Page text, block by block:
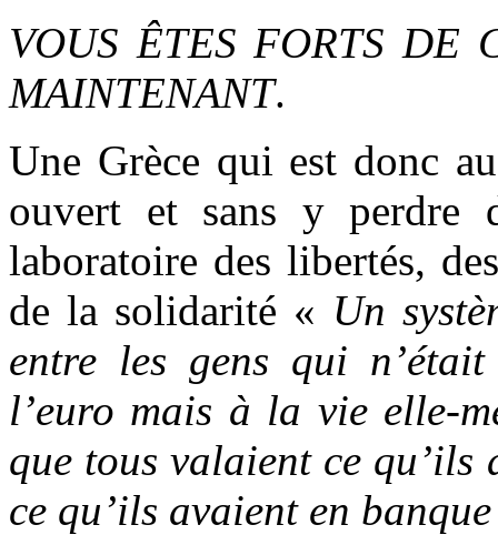
VOUS ÊTES FORTS DE
MAINTENANT.
Une Grèce qui est donc
ouvert et sans y perdre
laboratoire des libertés,
de la solidarité « Un
entre les gens qui
l’euro mais à la vie elle-
que tous valaient ce
ce qu’ils avaient en